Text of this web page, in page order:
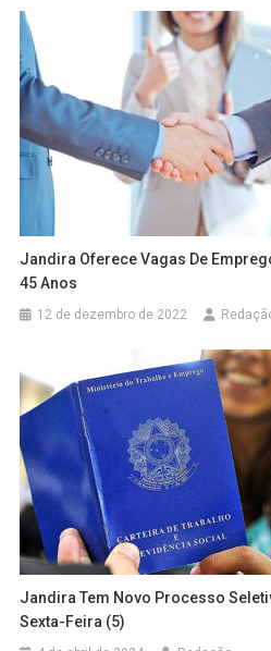
Jandira Oferece Vagas De
45 Anos
12 de dezembro de 2022
Jandira Tem Novo Processo
Sexta-Feira (5)